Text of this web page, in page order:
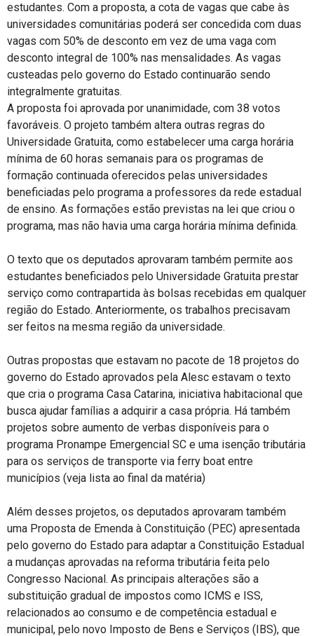
estudantes. Com a proposta, a cota de vagas que cabe às
universidades comunitárias poderá ser concedida com duas
vagas com 50% de desconto em vez de uma vaga com
desconto integral de 100% nas mensalidades. As vagas
custeadas pelo governo do Estado continuarão sendo
integralmente gratuitas.
A proposta foi aprovada por unanimidade, com 38 votos
favoráveis. O projeto também altera outras regras do
Universidade Gratuita, como estabelecer uma carga horária
mínima de 60 horas semanais para os programas de
formação continuada oferecidos pelas universidades
beneficiadas pelo programa a professores da rede estadual
de ensino. As formações estão previstas na lei que criou o
programa, mas não havia uma carga horária mínima definida.
O texto que os deputados aprovaram também permite aos
estudantes beneficiados pelo Universidade Gratuita prestar
serviço como contrapartida às bolsas recebidas em qualquer
região do Estado. Anteriormente, os trabalhos precisavam
ser feitos na mesma região da universidade.
Outras propostas que estavam no pacote de 18 projetos do
governo do Estado aprovados pela Alesc estavam o texto
que cria o programa Casa Catarina, iniciativa habitacional que
busca ajudar famílias a adquirir a casa própria. Há também
projetos sobre aumento de verbas disponíveis para o
programa Pronampe Emergencial SC e uma isenção tributária
para os serviços de transporte via ferry boat entre
municípios (veja lista ao final da matéria)
Além desses projetos, os deputados aprovaram também
uma Proposta de Emenda à Constituição (PEC) apresentada
pelo governo do Estado para adaptar a Constituição Estadual
a mudanças aprovadas na reforma tributária feita pelo
Congresso Nacional. As principais alterações são a
substituição gradual de impostos como ICMS e ISS,
relacionados ao consumo e de competência estadual e
municipal, pelo novo Imposto de Bens e Serviços (IBS), que